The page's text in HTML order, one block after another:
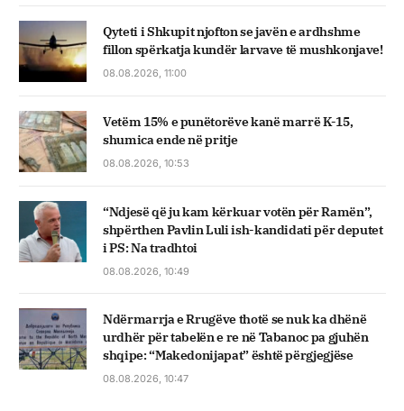
Qyteti i Shkupit njofton se javën e ardhshme
fillon spërkatja kundër larvave të mushkonjave!
08.08.2026, 11:00
Vetëm 15% e punëtorëve kanë marrë K-15,
shumica ende në pritje
08.08.2026, 10:53
“Ndjesë që ju kam kërkuar votën për Ramën”,
shpërthen Pavlin Luli ish-kandidati për deputet
i PS: Na tradhtoi
08.08.2026, 10:49
Ndërmarrja e Rrugëve thotë se nuk ka dhënë
urdhër për tabelën e re në Tabanoc pa gjuhën
shqipe: “Makedonijapat” është përgjegjëse
08.08.2026, 10:47